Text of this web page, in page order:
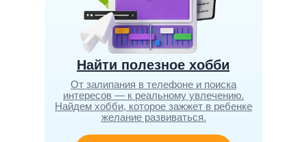
Найти полезное хобби
От залипания в телефоне и поиска
интересов — к реальному увлечению.
Найдем хобби, которое зажжет в ребенке
желание развиваться.